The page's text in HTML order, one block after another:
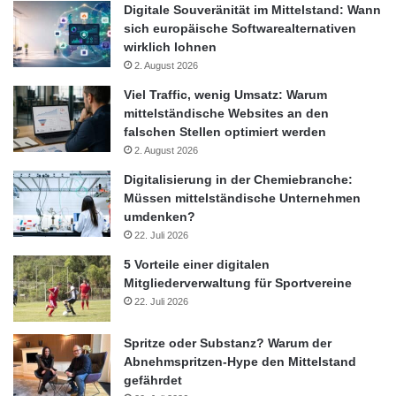
Euro. In der ausgezeichneten Arbeit untersuchte er, wie
Navigationssysteme bei Elektroautos Steigungen, die die
Batterie beanspruchen, und Gefällstrecken, die die Batterie
aufladen, einbeziehen können, um energiesparender ans Ziel zu
kommen.
„Innovationspotenzial der Arbeit begeistert!“
In der Kategorie II (Diplom-, Magister-, Masterarbeiten) sicherte
sich Max Falk von der Technischen Universität Dresden den mit
6.000 Euro dotierten ersten Platz. Seine Diplomarbeit
Routenführung. Er bezieht Daten aus einem Verkehrsleitsystem
in die Auswahl der Fahrstrecke ein. Damit kann durch
Ausnutzung günstiger Verkehrssituationen der Energiebedarf
gesenkt werden. „Die Jury hat sich für Max Falk entschieden,
da seine Arbeit einen sehr wichtigen zukunftsträchtigen Aspekt
berücksichtigt und wir vom Innovationspotenzial begeistert
Digitale Souveränität im Mittelstand: Wann
sich europäische Softwarealternativen
wirklich lohnen
2. August 2026
Viel Traffic, wenig Umsatz: Warum
mittelständische Websites an den
falschen Stellen optimiert werden
2. August 2026
Digitalisierung in der Chemiebranche:
Müssen mittelständische Unternehmen
umdenken?
22. Juli 2026
5 Vorteile einer digitalen
Mitgliederverwaltung für Sportvereine
22. Juli 2026
Spritze oder Substanz? Warum der
Abnehmspritzen-Hype den Mittelstand
gefährdet